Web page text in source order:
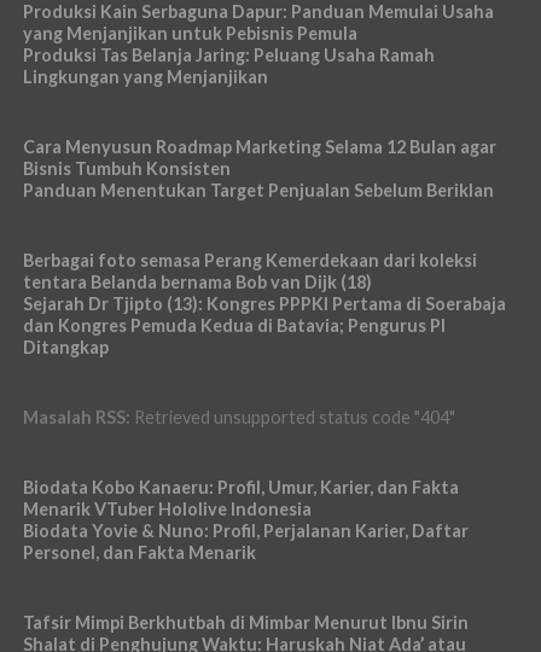
Produksi Kain Serbaguna Dapur: Panduan Memulai Usaha
yang Menjanjikan untuk Pebisnis Pemula
Produksi Tas Belanja Jaring: Peluang Usaha Ramah
Lingkungan yang Menjanjikan
Cara Menyusun Roadmap Marketing Selama 12 Bulan agar
Bisnis Tumbuh Konsisten
Panduan Menentukan Target Penjualan Sebelum Beriklan
Berbagai foto semasa Perang Kemerdekaan dari koleksi
tentara Belanda bernama Bob van Dijk (18)
Sejarah Dr Tjipto (13): Kongres PPPKI Pertama di Soerabaja
dan Kongres Pemuda Kedua di Batavia; Pengurus PI
Ditangkap
Masalah RSS: Retrieved unsupported status code "404"
Biodata Kobo Kanaeru: Profil, Umur, Karier, dan Fakta
Menarik VTuber Hololive Indonesia
Biodata Yovie & Nuno: Profil, Perjalanan Karier, Daftar
Personel, dan Fakta Menarik
Tafsir Mimpi Berkhutbah di Mimbar Menurut Ibnu Sirin
Shalat di Penghujung Waktu: Haruskah Niat Ada’ atau